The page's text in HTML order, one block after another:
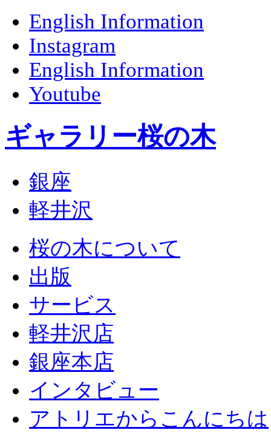
English Information
Instagram
English Information
Youtube
ギャラリー桜の木
銀座
軽井沢
桜の木について
出版
サービス
軽井沢店
銀座本店
インタビュー
アトリエからこんにちは